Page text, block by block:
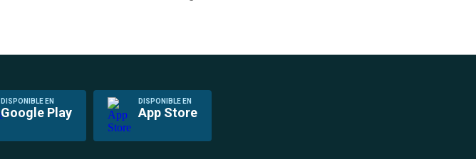
DISPONIBLE EN
Google Play
DISPONIBLE EN
App Store